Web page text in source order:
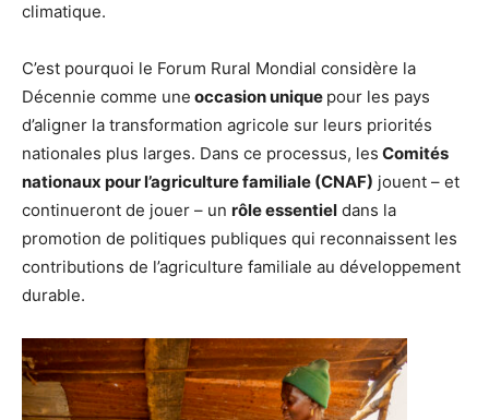
climatique.
C’est pourquoi le Forum Rural Mondial considère la
Décennie comme une occasion unique pour les pays
d’aligner la transformation agricole sur leurs priorités
nationales plus larges. Dans ce processus, les Comités
nationaux pour l’agriculture familiale (CNAF) jouent – et
continueront de jouer – un rôle essentiel dans la
promotion de politiques publiques qui reconnaissent les
contributions de l’agriculture familiale au développement
durable.